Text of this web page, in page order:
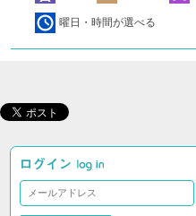
曜日・時間が選べる